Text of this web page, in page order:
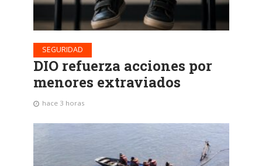
SEGURIDAD
DIO refuerza acciones por
menores extraviados
hace 3 horas